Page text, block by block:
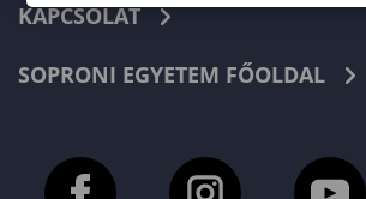
KAPCSOLAT
SOPRONI EGYETEM FŐOLDAL